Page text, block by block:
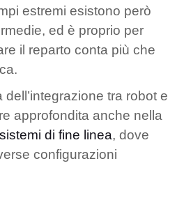
estremi esistono però
ed è proprio per
il reparto conta più che
dell’integrazione tra robot e
approfondita anche nella
sistemi di fine linea, dove
configurazioni